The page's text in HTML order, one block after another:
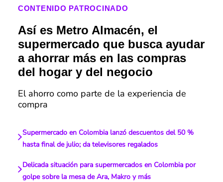
CONTENIDO PATROCINADO
Así es Metro Almacén, el
supermercado que busca ayudar
a ahorrar más en las compras
del hogar y del negocio
El ahorro como parte de la experiencia de
compra
Supermercado en Colombia lanzó descuentos del 50 %
hasta final de julio; da televisores regalados
Delicada situación para supermercados en Colombia por
golpe sobre la mesa de Ara, Makro y más